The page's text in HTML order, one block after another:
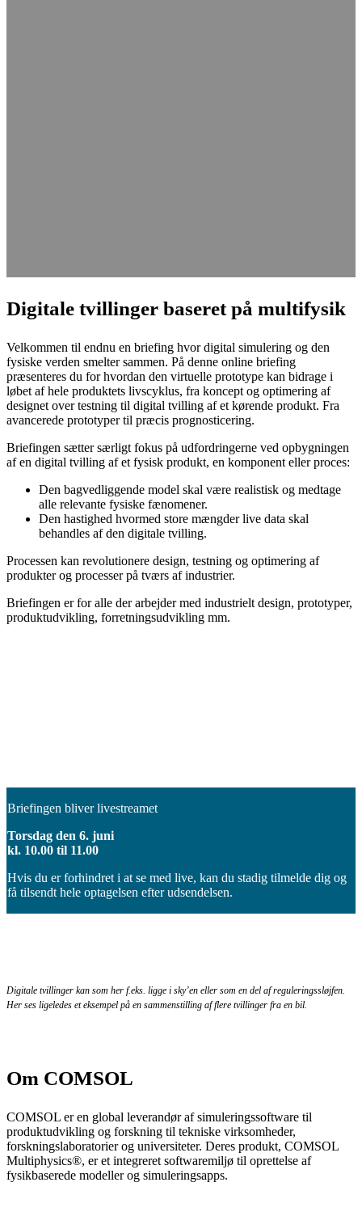
Digitale tvillinger baseret på multifysik
Velkommen til endnu en briefing hvor digital simulering og den
fysiske verden smelter sammen. På denne online briefing
præsenteres du forhvordan den virtuelle prototype kan bidrage i
løbet af hele produktets livscyklus, fra koncept og optimering af
designet over testning til digital tvilling af et kørende produkt. Fra
avancerede prototyper til præcis prognosticering.
Briefingen sætter særligt fokus på udfordringerne ved opbygningen
af en digital tvilling af et fysisk produkt, en komponent eller proces:
Den bagvedliggende model skal være realistisk og medtage
alle relevante fysiske fænomener.
Den hastighed hvormed store mængder live data skal
behandles af den digitale tvilling.
Processen kan revolutionere design, testning og optimering af
produkter og processer på tværs af industrier.
Briefingen er for alle der arbejder med industrielt design, prototyper,
produktudvikling, forretningsudvikling mm.
Briefingen bliver livestreamet
Torsdag den 6. juni
kl. 10.00 til 11.00
Hvis du er forhindret i at se med live, kan du stadig tilmelde dig og
få tilsendt hele optagelsen efter udsendelsen.
Digitale tvillinger kan som her f.eks. ligge i sky’en eller som en del af reguleringssløjfen.
Her ses ligeledes et eksempel på en sammenstilling af flere tvillinger fra en bil.
Om COMSOL
COMSOL er en global leverandør af simuleringssoftware til
produktudvikling og forskning til tekniske virksomheder,
forskningslaboratorier og universiteter. Deres produkt, COMSOL
Multiphysics®, er et integreret softwaremiljø til oprettelse af
fysikbaserede modeller og simuleringsapps.